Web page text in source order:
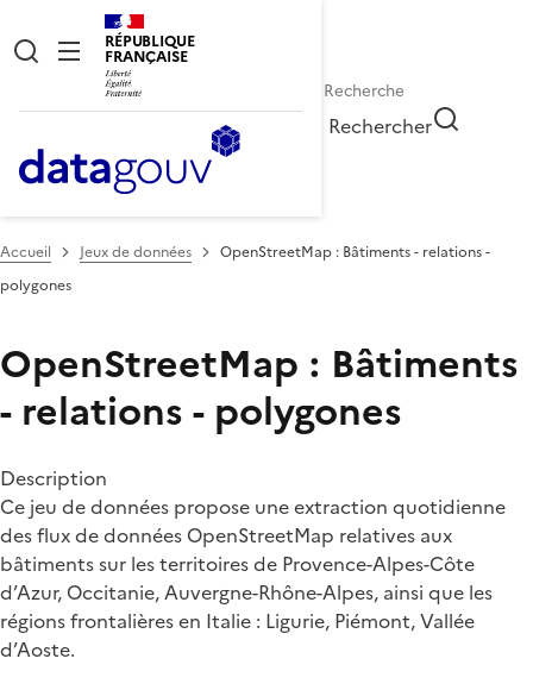
RÉPUBLIQUE
FRANÇAISE
Rechercher
Accueil Jeux de données
OpenStreetMap : Bâtiments - relations -
polygones
OpenStreetMap : Bâtiments
- relations - polygones
Description
Ce jeu de données propose une extraction quotidienne
des flux de données OpenStreetMap relatives aux
bâtiments sur les territoires de Provence-Alpes-Côte
d’Azur, Occitanie, Auvergne-Rhône-Alpes, ainsi que les
régions frontalières en Italie : Ligurie, Piémont, Vallée
d’Aoste.